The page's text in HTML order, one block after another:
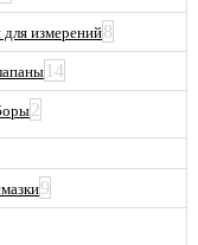
измерений8
14
2
9